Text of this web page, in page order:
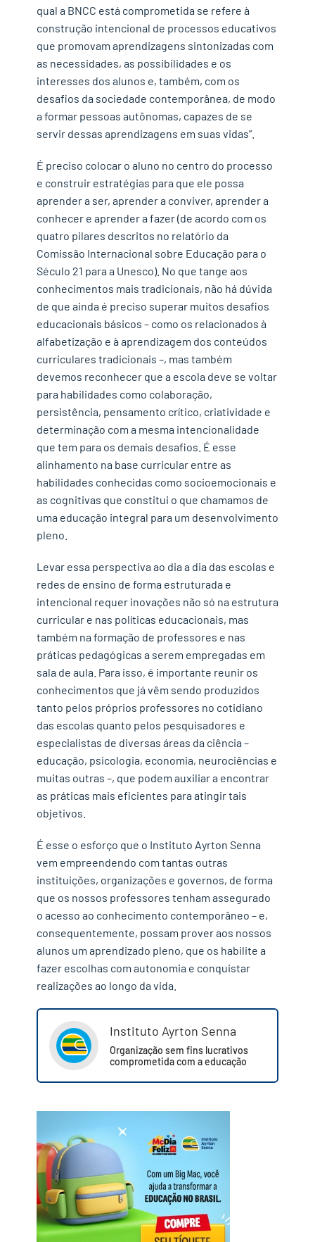
qual a BNCC está comprometida se refere à
construção intencional de processos educativos
que promovam aprendizagens sintonizadas com
as necessidades, as possibilidades e os
interesses dos alunos e, também, com os
desafios da sociedade contemporânea, de modo
a formar pessoas autônomas, capazes de se
servir dessas aprendizagens em suas vidas”.
É preciso colocar o aluno no centro do processo
e construir estratégias para que ele possa
aprender a ser, aprender a conviver, aprender a
conhecer e aprender a fazer (de acordo com os
quatro pilares descritos no relatório da
Comissão Internacional sobre Educação para o
Século 21 para a Unesco). No que tange aos
conhecimentos mais tradicionais, não há dúvida
de que ainda é preciso superar muitos desafios
educacionais básicos – como os relacionados à
alfabetização e à aprendizagem dos conteúdos
curriculares tradicionais –, mas também
devemos reconhecer que a escola deve se voltar
para habilidades como colaboração,
persistência, pensamento crítico, criatividade e
determinação com a mesma intencionalidade
que tem para os demais desafios. É esse
alinhamento na base curricular entre as
habilidades conhecidas como socioemocionais e
as cognitivas que constitui o que chamamos de
uma educação integral para um desenvolvimento
pleno.
Levar essa perspectiva ao dia a dia das escolas e
redes de ensino de forma estruturada e
intencional requer inovações não só na estrutura
curricular e nas políticas educacionais, mas
também na formação de professores e nas
práticas pedagógicas a serem empregadas em
sala de aula. Para isso, é importante reunir os
conhecimentos que já vêm sendo produzidos
tanto pelos próprios professores no cotidiano
das escolas quanto pelos pesquisadores e
especialistas de diversas áreas da ciência –
educação, psicologia, economia, neurociências e
muitas outras –, que podem auxiliar a encontrar
as práticas mais eficientes para atingir tais
objetivos.
É esse o esforço que o Instituto Ayrton Senna
vem empreendendo com tantas outras
instituições, organizações e governos, de forma
que os nossos professores tenham assegurado
o acesso ao conhecimento contemporâneo – e,
consequentemente, possam prover aos nossos
alunos um aprendizado pleno, que os habilite a
fazer escolhas com autonomia e conquistar
realizações ao longo da vida.
Instituto Ayrton Senna
Organização sem fins lucrativos
comprometida com a educação